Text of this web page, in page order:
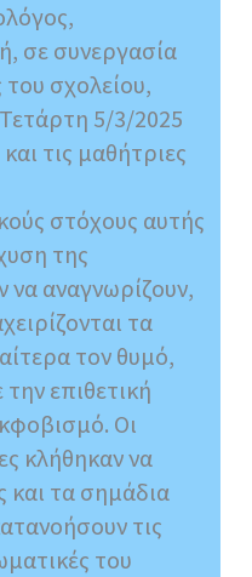
σε συνεργασία
του σχολείου,
5/3/2025
τις μαθήτριες
στόχους αυτής
της
να αναγνωρίζουν,
τα
τον θυμό,
επιθετική
Οι
κλήθηκαν να
και τα σημάδια
τις
του